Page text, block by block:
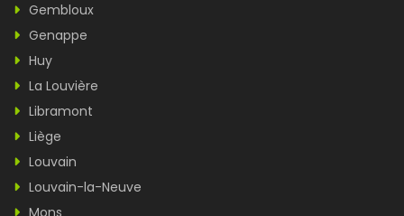
Gembloux
Genappe
Huy
La Louvière
Libramont
Liège
Louvain
Louvain-la-Neuve